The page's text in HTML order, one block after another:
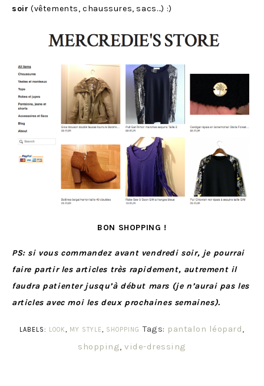
soir (vêtements, chaussures, sacs…) :)
BON SHOPPING !
PS: si vous commandez avant vendredi soir, je pourrai
faire partir les articles très rapidement, autrement il
faudra patienter jusqu’à début mars (je n’aurai pas les
articles avec moi les deux prochaines semaines).
LABELS: LOOK MY STYLE SHOPPING Tags: pantalon léopard
shopping ,vide-dressing